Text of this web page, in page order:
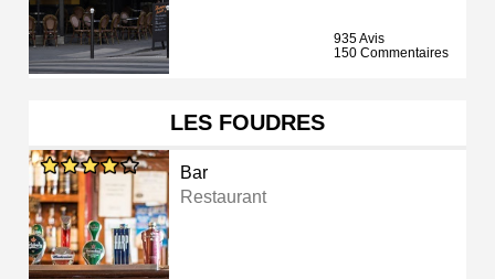
935 Avis
150 Commentaires
LES FOUDRES
Bar
Restaurant